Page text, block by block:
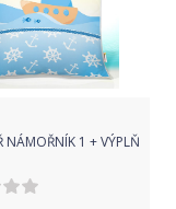
NÁMOŘNÍK 1 + VÝPLŇ